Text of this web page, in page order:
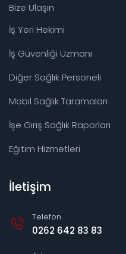
Bize Ulaşın
İş Yeri Hekimi
İş Güvenliği Uzmanı
Diğer Sağlık Personeli
Mobil Sağlık Taramaları
İşe Giriş Sağlık Raporları
Eğitim Hizmetleri
İletişim
Telefon
0262 642 83 83